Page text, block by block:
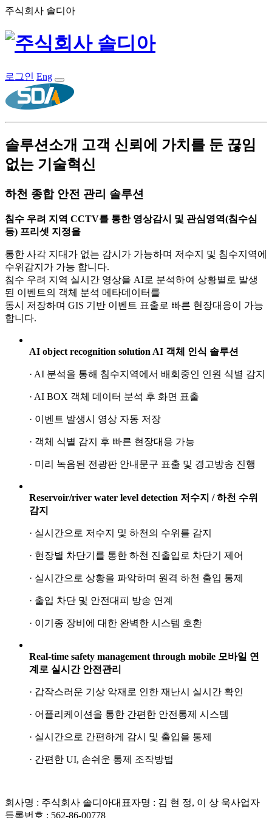
주식회사 솔디아
로그인 Eng
솔루션소개 고객 신뢰에 가치를 둔 끊임
없는 기술혁신
하천 종합 안전 관리 솔루션
침수 우려 지역 CCTV를 통한 영상감시 및 관심영역(침수심
등) 프리셋 지정을
통한 사각 지대가 없는 감시가 가능하며 저수지 및 침수지역에
수위감지가 가능 합니다.
침수 우려 지역 실시간 영상을 AI로 분석하여 상황별로 발생
된 이벤트의 객체 분석 메타데이터를
동시 저장하며 GIS 기반 이벤트 표출로 빠른 현장대응이 가능
합니다.
AI object recognition solutionAI 객체 인식 솔루션
· AI 분석을 통해 침수지역에서 배회중인 인원 식별 감지
· AI BOX 객체 데이터 분석 후 화면 표출
· 이벤트 발생시 영상 자동 저장
· 객체 식별 감지 후 빠른 현장대응 가능
· 미리 녹음된 전광판 안내문구 표출 및 경고방송 진행
Reservoir/river water level detection 저수지 / 하천 수위
감지
· 실시간으로 저수지 및 하천의 수위를 감지
· 현장별 차단기를 통한 하천 진출입로 차단기 제어
· 실시간으로 상황을 파악하며 원격 하천 출입 통제
· 출입 차단 및 안전대피 방송 연계
· 이기종 장비에 대한 완벽한 시스템 호환
Real-time safety management through mobile 모바일 연
계로 실시간 안전관리
· 갑작스러운 기상 악재로 인한 재난시 실시간 확인
· 어플리케이션을 통한 간편한 안전통제 시스템
· 실시간으로 간편하게 감시 및 출입을 통제
· 간편한 UI, 손쉬운 통제 조작방법
회사명 : 주식회사 솔디아대표자명 : 김 현 정, 이 상 욱사업자
등록번호 : 562-86-00778